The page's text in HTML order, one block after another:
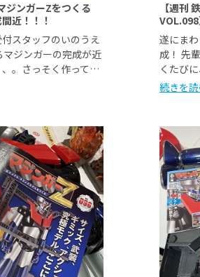
ジンガーZをつくる
近！！！
スタッフのいのうえ
マジンガーの完成が近
。さっそく作って…
【週刊
遂にま
成！ 先
くたび
続きを